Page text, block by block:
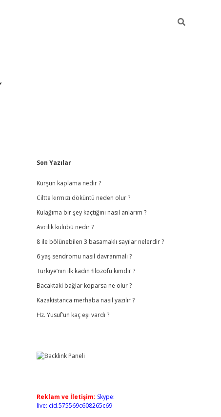
Sidebar
Son Yazılar
Kurşun kaplama nedir ?
Ciltte kırmızı döküntü neden olur ?
Kulağıma bir şey kaçtığını nasıl anlarım ?
Avcılık kulübü nedir ?
8 ile bölünebilen 3 basamaklı sayılar nelerdir ?
6 yaş sendromu nasıl davranmalı ?
Türkiye’nin ilk kadın filozofu kimdir ?
Bacaktaki bağlar koparsa ne olur ?
Kazakistanca merhaba nasıl yazılır ?
Hz. Yusuf’un kaç eşi vardı ?
Reklam ve İletişim: Skype:
live:.cid.575569c608265c69
hiltonbetvdcasino güncel giriş